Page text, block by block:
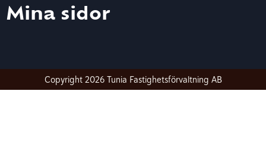
Mina sidor
Copyright 2026 Tunia Fastighetsförvaltning AB